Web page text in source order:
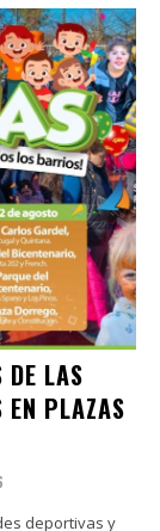
DE LAS
EN PLAZAS
deportivas y